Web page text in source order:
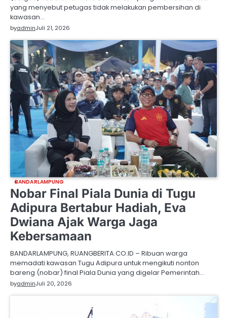
yang menyebut petugas tidak melakukan pembersihan di
kawasan…
byadminJuli 21, 2026
BANDARLAMPUNG
Nobar Final Piala Dunia di Tugu
Adipura Bertabur Hadiah, Eva
Dwiana Ajak Warga Jaga
Kebersamaan
BANDARLAMPUNG, RUANGBERITA.CO.ID – Ribuan warga
memadati kawasan Tugu Adipura untuk mengikuti nonton
bareng (nobar) final Piala Dunia yang digelar Pemerintah…
byadminJuli 20, 2026